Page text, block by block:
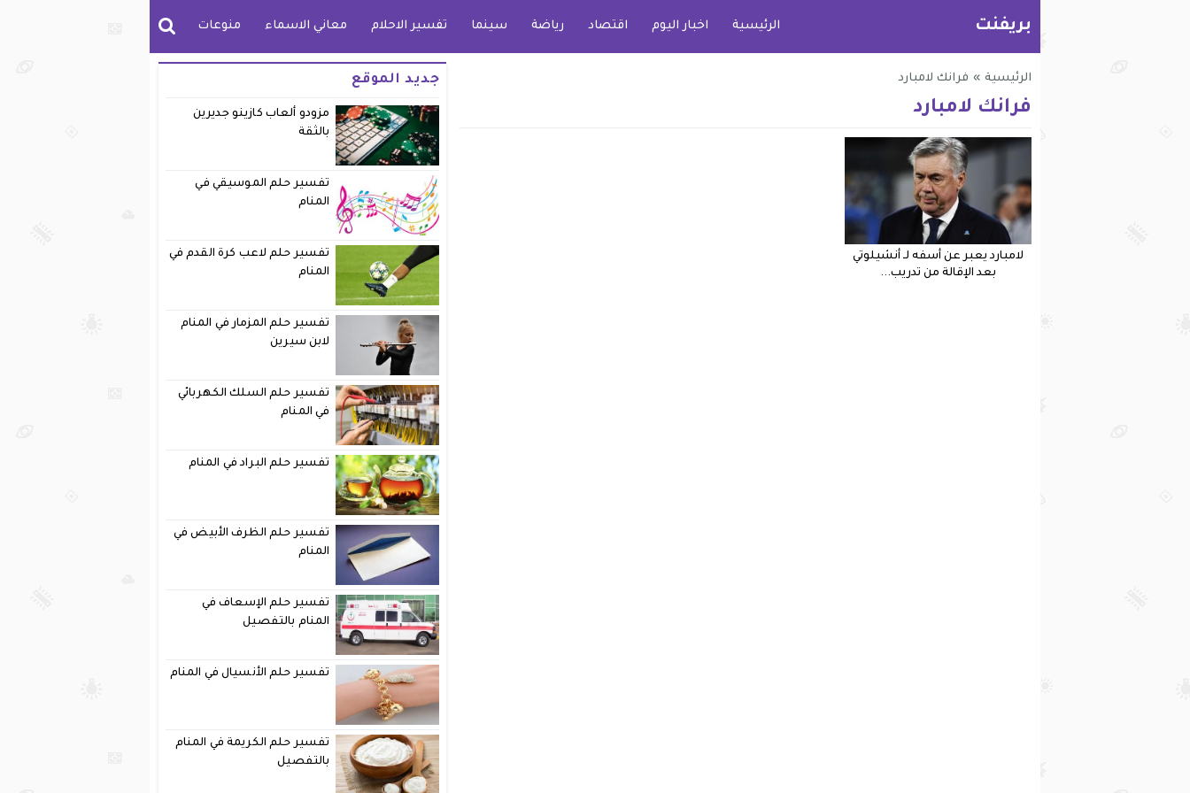
بريفنت الرئيسية اخبار اليوم اقتصاد رياضة سينما تفسير الاحلام معاني الاسماء منوعات
الرئيسية » فرانك لامبارد
فرانك لامبارد
لامبارد يعبر عن أسفه لـ أنشيلوتي
بعد الإقالة من تدريب...
جديد الموقع
مزودو ألعاب كازينو جديرين
بالثقة
تفسير حلم الموسيقي في
المنام
تفسير حلم لاعب كرة القدم في
المنام
تفسير حلم المزمار في المنام
لابن سيرين
تفسير حلم السلك الكهربائي
في المنام
تفسير حلم البراد في المنام
تفسير حلم الظرف الأبيض في
المنام
تفسير حلم الإسعاف في
المنام بالتفصيل
تفسير حلم الأنسيال في المنام
تفسير حلم الكريمة في المنام
بالتفصيل